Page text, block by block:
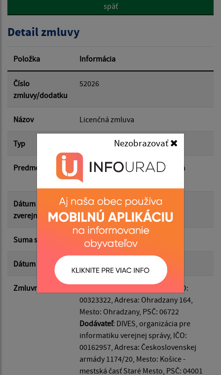
Nezobrazovať
Hľadať v:
Dátum od:
Dátum do:
Suma od:
Typ:
Filtrovať Reset
späť
Detail zmluvy
Položka Informácia
Číslo
zmluvy/dodatku
52026
Názov Licenčná zmluva
Typ Hlavná zmluva
Predmet
Licencia a štandardná technická
podpora
Dátum
zverejnenia
24.03.2026
Suma s DPH* 1 500.00 €
Dátum uzavretia
Zmluvná strana Odberateľ: Obec Ohradzany, IČO:
00323322, Adresa: Ohradzany 164,
Mesto: Ohradzany, PSČ: 06722
Dodávateľ: DIVES, organizácia pre
informatiku verejnej správy, IČO:
00162957, Adresa: Československej
armády 1174/20, Mesto: Košice -
mestská časť Staré Mesto, PSČ: 04001